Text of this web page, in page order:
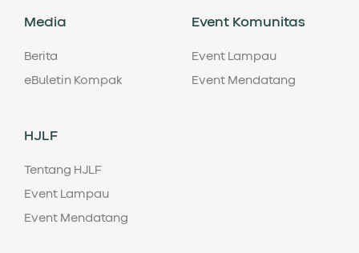
Media
Berita
eBuletin Kompak
Event Komunitas
Event Lampau
Event Mendatang
HJLF
Tentang HJLF
Event Lampau
Event Mendatang